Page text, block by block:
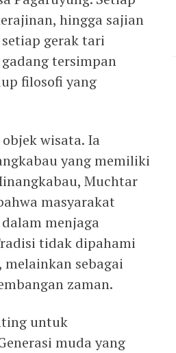
hingga sajian
gerak tari
tersimpan
filosofi yang
wisata. Ia
yang memiliki
Muchtar
masyarakat
menjaga
tidak dipahami
melainkan sebagai
zaman.
untuk
muda yang